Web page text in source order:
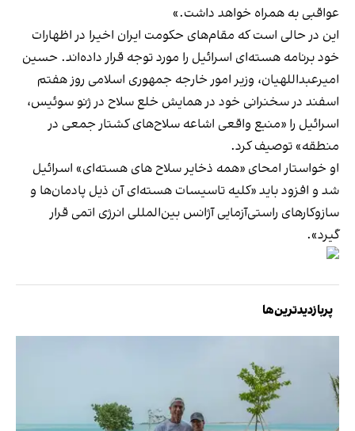
عواقبی به همراه خواهد داشت.»
این در حالی است که مقام‌های حکومت ایران اخیرا در اظهارات
خود برنامه هسته‌ای اسرائیل را مورد توجه قرار داده‌اند. حسین
امیرعبداللهیان، وزیر امور خارجه جمهوری اسلامی روز هفتم
اسفند در سخنرانی خود در همایش خلع سلاح در ژنو سوئیس،
اسرائیل را «منبع واقعی اشاعه سلاح‌های کشتار جمعی در
منطقه» توصیف کرد.
او خواستار امحای «همه ذخایر سلاح های هسته‌ای» اسرائیل
شد و افزود باید «کلیه تاسیسات هسته‌ای آن ذیل پادمان‌ها و
سازوکارهای راستی‌آزمایی آژانس بین‌المللی انرژی اتمی قرار
گیرد».
پربازدیدترین‌ها